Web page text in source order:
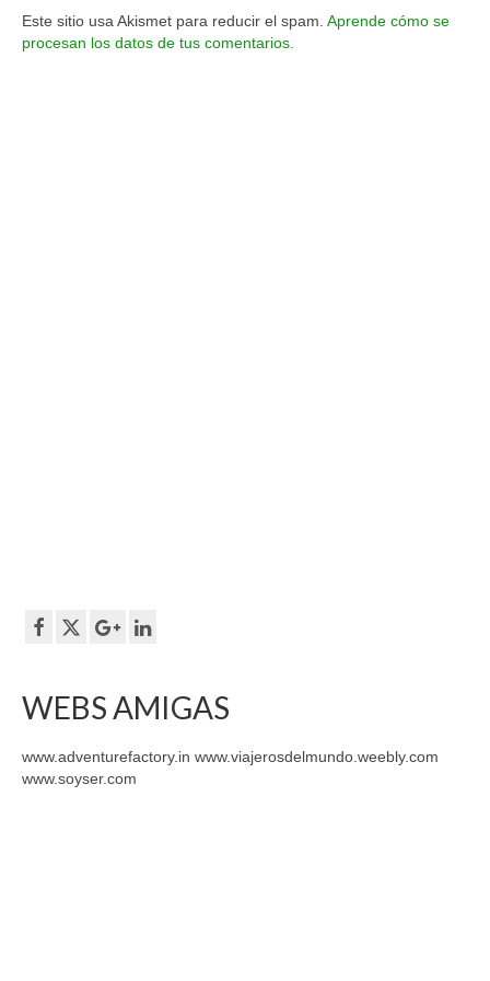
Este sitio usa Akismet para reducir el spam. Aprende cómo se
procesan los datos de tus comentarios.
WEBS AMIGAS
www.adventurefactory.in www.viajerosdelmundo.weebly.com
www.soyser.com